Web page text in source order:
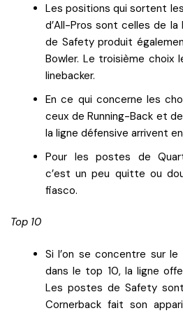
Les positions qui sortent
d’All-Pros sont celles de
de Safety produit
Bowler. Le troisième choix
linebacker.
En ce qui concerne les
ceux de Running-Back et
la ligne défensive arrivent
Pour les postes de
c’est un peu quitte ou
fiasco.
Top 10
Si l’on se concentre sur
dans le top 10, la ligne
Les postes de Safety
Cornerback fait son